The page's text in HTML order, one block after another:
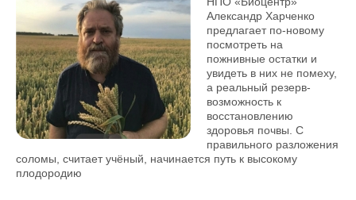
Александр Харченко
предлагает по-новому
посмотреть на
пожнивные остатки и
увидеть в них не помеху,
а реальный резерв-
возможность к
восстановлению
здоровья почвы. С
правильного разложения
соломы, считает учёный, начинается путь к высокому
плодородию